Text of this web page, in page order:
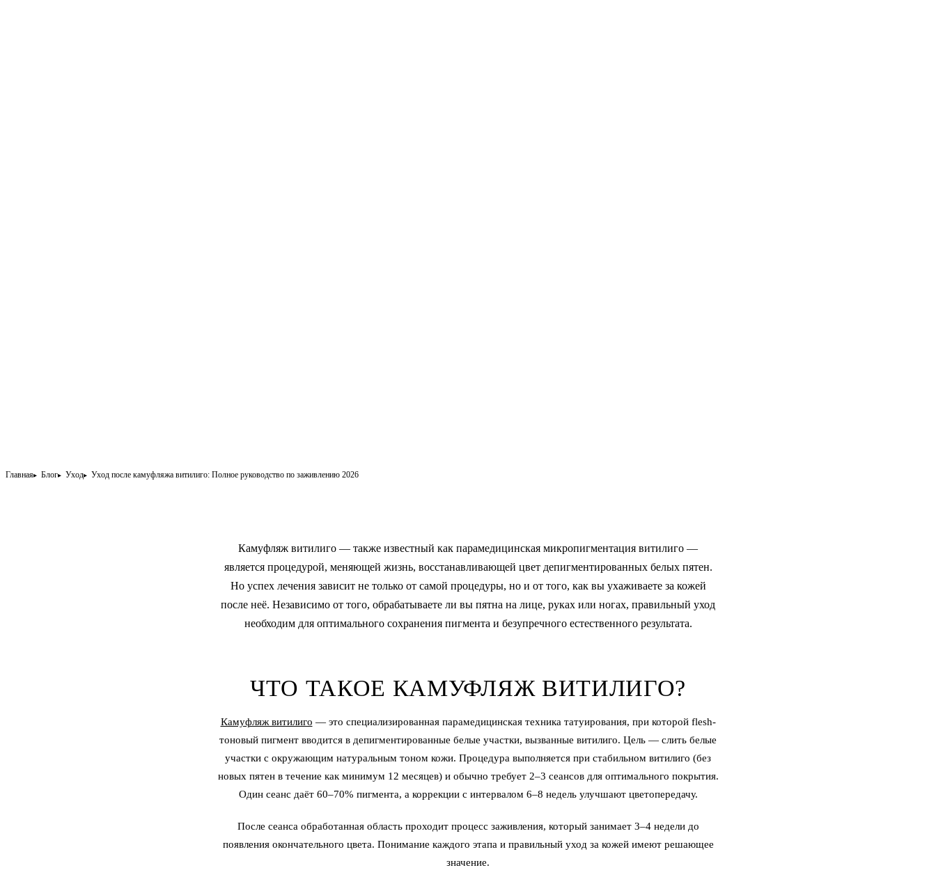
Главная Блог Уход Уход после камуфляжа витилиго: Полное руководство по заживлению 2026
Камуфляж витилиго — также известный как парамедицинская микропигментация витилиго —
является процедурой, меняющей жизнь, восстанавливающей цвет депигментированных белых пятен.
Но успех лечения зависит не только от самой процедуры, но и от того, как вы ухаживаете за кожей
после неё. Независимо от того, обрабатываете ли вы пятна на лице, руках или ногах, правильный уход
необходим для оптимального сохранения пигмента и безупречного естественного результата.
ЧТО ТАКОЕ КАМУФЛЯЖ ВИТИЛИГО?
Камуфляж витилиго — это специализированная парамедицинская техника татуирования, при которой flesh-
тоновый пигмент вводится в депигментированные белые участки, вызванные витилиго. Цель — слить белые
участки с окружающим натуральным тоном кожи. Процедура выполняется при стабильном витилиго (без
новых пятен в течение как минимум 12 месяцев) и обычно требует 2–3 сеансов для оптимального покрытия.
Один сеанс даёт 60–70% пигмента, а коррекции с интервалом 6–8 недель улучшают цветопередачу.
После сеанса обработанная область проходит процесс заживления, который занимает 3–4 недели до
появления окончательного цвета. Понимание каждого этапа и правильный уход за кожей имеют решающее
значение.